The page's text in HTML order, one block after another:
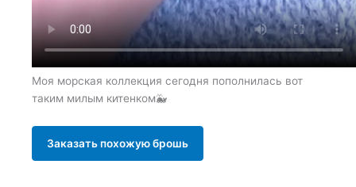
Моя морская коллекция сегодня пополнилась вот
таким милым китенком🐳
Заказать похожую брошь